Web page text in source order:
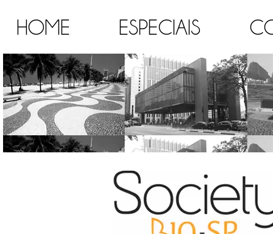
HOME ESPECIAIS